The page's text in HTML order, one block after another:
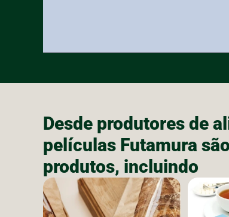
Desde produtores de
películas Futamura
produtos, incluindo